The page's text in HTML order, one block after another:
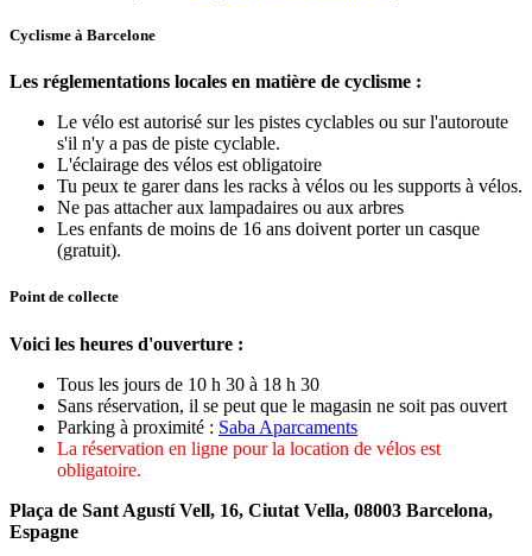
Cyclisme à Barcelone
Les réglementations locales en matière de cyclisme :
Le vélo est autorisé sur les pistes cyclables ou sur l'autoroute
s'il n'y a pas de piste cyclable.
L'éclairage des vélos est obligatoire
Tu peux te garer dans les racks à vélos ou les supports à vélos.
Ne pas attacher aux lampadaires ou aux arbres
Les enfants de moins de 16 ans doivent porter un casque
(gratuit).
Point de collecte
Voici les heures d'ouverture :
Tous les jours de 10 h 30 à 18 h 30
Sans réservation, il se peut que le magasin ne soit pas ouvert
Parking à proximité : Saba Aparcaments
La réservation en ligne pour la location de vélos est
obligatoire.
Plaça de Sant Agustí Vell, 16, Ciutat Vella, 08003 Barcelona,
Espagne